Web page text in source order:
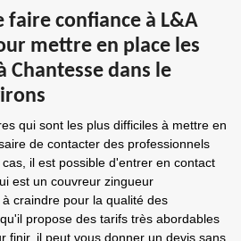
faire confiance à L&A
mettre en place les
Chantesse dans le
qui sont les plus difficiles à mettre en
de contacter des professionnels
il est possible d'entrer en contact
est un couvreur zingueur
craindre pour la qualité des
propose des tarifs très abordables
finir, il peut vous donner un devis sans